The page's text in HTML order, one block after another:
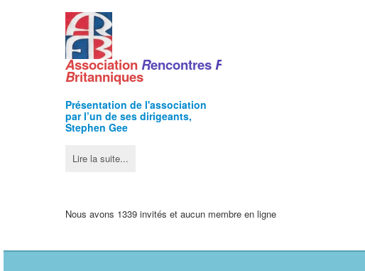
AssociationRencontresF
Britanniques
Présentation de l'association
par l’un de ses dirigeants,
Stephen Gee
Lire la suite...
Nous avons 1339 invités et aucun membre en ligne